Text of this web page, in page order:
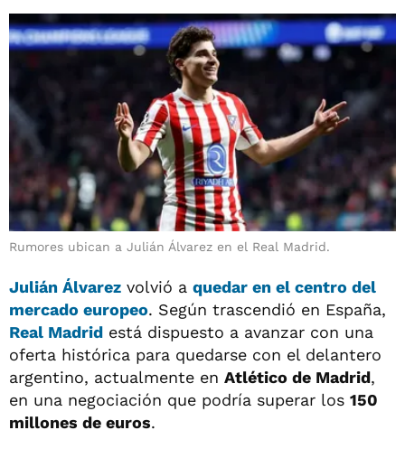
Rumores ubican a Julián Álvarez en el Real Madrid.
Julián Álvarez volvió a quedar en el centro del
mercado europeo. Según trascendió en España,
Real Madrid está dispuesto a avanzar con una
oferta histórica para quedarse con el delantero
argentino, actualmente en Atlético de Madrid,
en una negociación que podría superar los 150
millones de euros.